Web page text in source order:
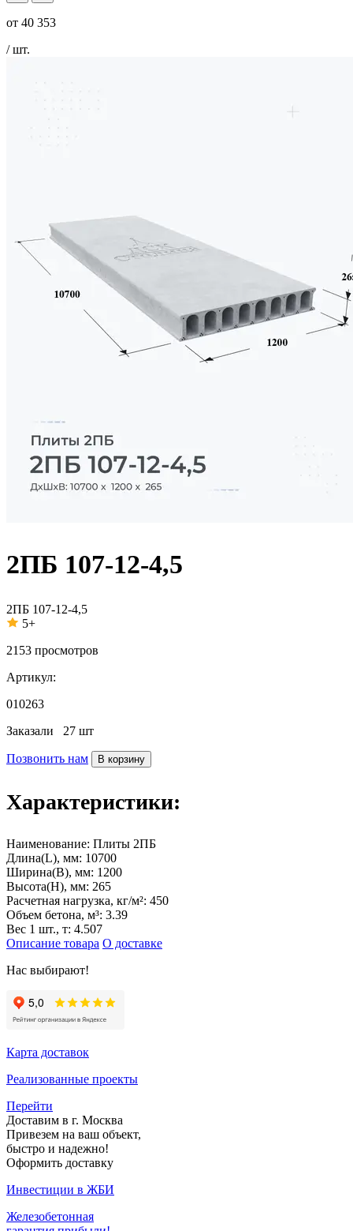
от 40 353
/ шт.
2ПБ 107-12-4,5
2ПБ 107-12-4,5
5+
2153 просмотров
Артикул:
010263
Заказали 27 шт
Позвонить нам В корзину
Характеристики:
Наименование: Плиты 2ПБ
Длина(L), мм: 10700
Ширина(B), мм: 1200
Высота(H), мм: 265
Расчетная нагрузка, кг/м²: 450
Объем бетона, м³: 3.39
Вес 1 шт., т: 4.507
Описание товара О доставке
Нас выбирают!
Карта доставок
Реализованные проекты
Перейти
Доставим в г. Москва
Привезем на ваш объект,
быстро и надежно!
Оформить доставку
Инвестиции в ЖБИ
Железобетонная